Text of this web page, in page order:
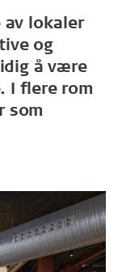
lokaler
og
å være
I flere rom
som